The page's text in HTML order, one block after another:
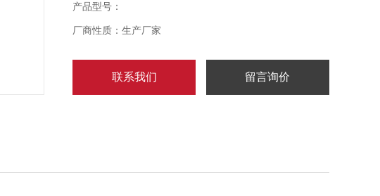
环境振动较剧和减少介质压力的脉动影响。
产品型号：
厂商性质：生产厂家
联系我们 留言询价